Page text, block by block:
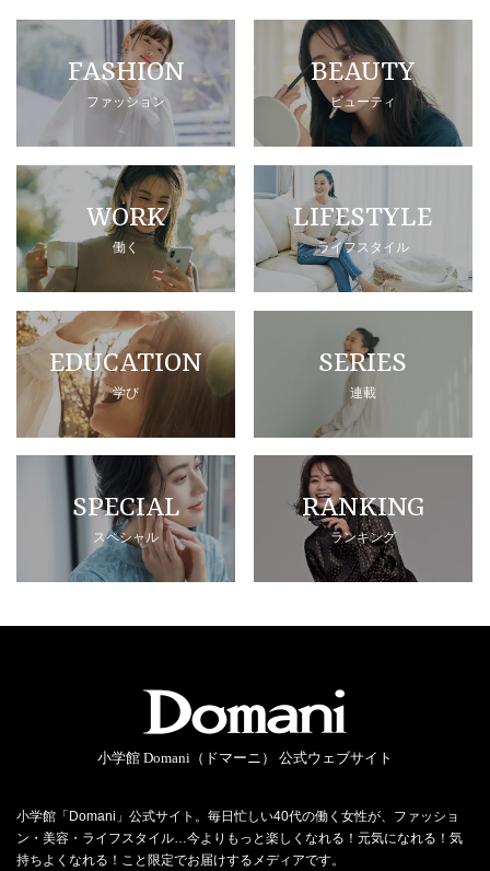
FASHION
ファッション
BEAUTY
ビューティ
WORK
働く
LIFESTYLE
ライフスタイル
EDUCATION
学び
SERIES
連載
SPECIAL
スペシャル
RANKING
ランキング
小学館 Domani（ドマーニ） 公式ウェブサイト
小学館「Domani」公式サイト。毎日忙しい40代の働く女性が、ファッショ
ン・美容・ライフスタイル…今よりもっと楽しくなれる！元気になれる！気
持ちよくなれる！こと限定でお届けするメディアです。